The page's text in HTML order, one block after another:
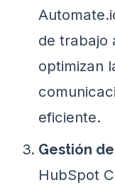
de trabajo
optimizan
eficiente.
Gestión
HubSpot